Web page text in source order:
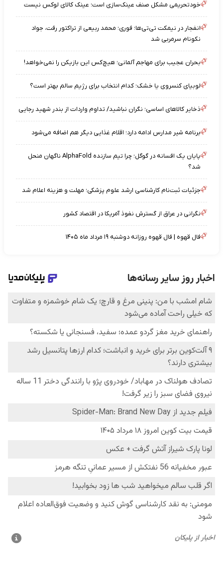
خودتحریمی مشکل صنف عینک‌سازی است؛ عینک کالای لوکس نیست
انفجار در نیمکت تی‌تی‌ها؛ فوری؛ محمد ربیعی از تراکتور رفت، جواد
نکونام سرمربی شد
بحران عجیب برای مهاجم آلمانی؛ هیچ‌کس این بازیکن را نمی‌خواهد!
لوبیای کنسروی یا خشک؛ کدام انتخاب برای رژیم سالم بهتر است؟
ذخایر کالاهای اساسی؛ نگران نباشید/ تداوم واردات از بندر شهید رجایی
برنامه شیر مدارس ادامه دارد؛ اقلام غذایی دیگر هم اضافه می‌شود
پایان یک افسانه در گوگل؛ چرا تیم سازنده AlphaFold ناگهان منحل
شد؟
جزئیات ثبت‌نام کارشناسی ارشد علوم پزشکی؛ مهلت و هزینه اعلام شد
نگرانی در عراق از گسترش نفوذ آمریکا در اقتصاد کشور
فال قهوه | فال قهوه روزانه دوشنبه ۱۹ مرداد ماه ۱۴۰۵